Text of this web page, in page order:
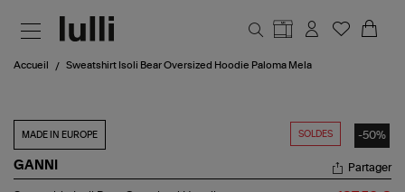
Accueil Sweatshirt Isoli Bear Oversized Hoodie Paloma Mela
SOLDES -50%
MADE IN EUROPE
GANNI Partager